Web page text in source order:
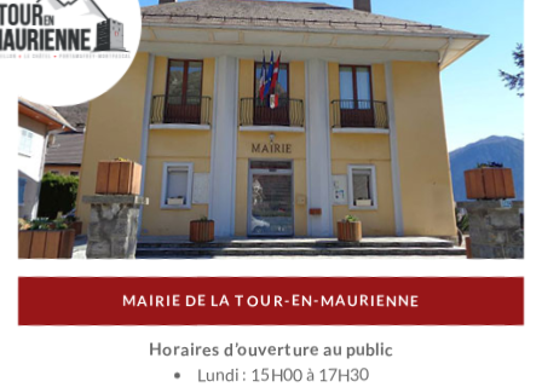
MAIRIE DE LA TOUR-EN-MAURIENNE
Horaires d’ouverture au public
Lundi : 15H00 à 17H30